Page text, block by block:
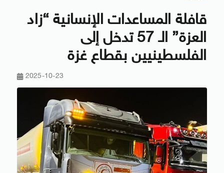
قافلة المساعدات الإنسانية “زاد
العزة” الـ 57 تدخل إلى
الفلسطينيين بقطاع غزة
2025-10-23